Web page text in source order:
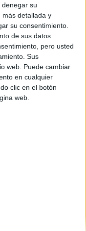
su
más detallada y
su consentimiento.
de sus datos
pero usted
Sus
web. Puede cambiar
en cualquier
clic en el botón
web.